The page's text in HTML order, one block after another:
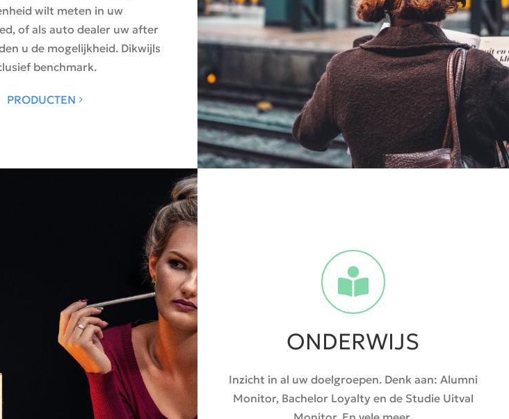
wilt meten in uw
of als auto dealer uw after
u de mogelijkheid. Dikwijls
benchmark.
PRODUCTEN
ONDERWIJS
Inzicht in al uw doelgroepen. Denk aan: Alumni
Monitor, Bachelor Loyalty en de Studie Uitval